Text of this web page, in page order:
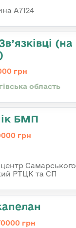
А7124
(на
грн
область
БМП
грн
Самарського
РТЦК та СП
грн